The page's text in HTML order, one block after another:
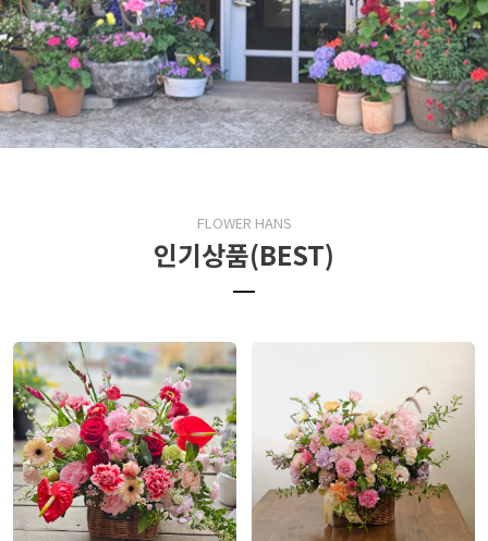
FLOWER HANS
인기상품(BEST)